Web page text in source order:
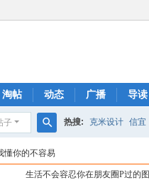
淘帖 动态 广播 导读
子
索
热搜: 克米设计 信宜
懂你的不容易
生活不会容忍你在朋友圈P过的图